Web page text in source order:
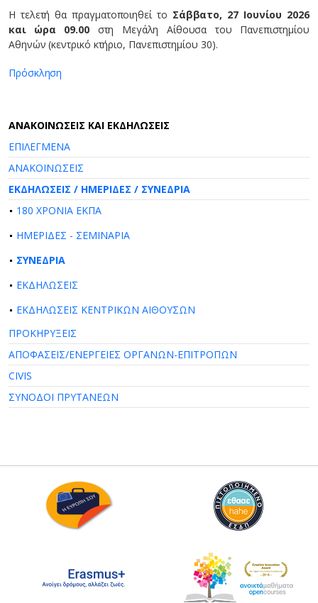
Η τελετή θα πραγματοποιηθεί το Σάββατο, 27 Ιουνίου 2026
και ώρα 09.00 στη Μεγάλη Αίθουσα του Πανεπιστημίου
Αθηνών (κεντρικό κτήριο, Πανεπιστημίου 30).
Πρόσκληση
AΝΑΚΟΙΝΩΣΕΙΣ ΚΑΙ ΕΚΔΗΛΩΣΕΙΣ
ΕΠΙΛΕΓΜΕΝΑ
ΑΝΑΚΟΙΝΩΣΕΙΣ
ΕΚΔΗΛΩΣΕΙΣ / ΗΜΕΡΙΔΕΣ / ΣΥΝΕΔΡΙΑ
180 ΧΡΟΝΙΑ ΕΚΠΑ
ΗΜΕΡΙΔΕΣ - ΣΕΜΙΝΑΡΙΑ
ΣΥΝΕΔΡΙΑ
ΕΚΔΗΛΩΣΕΙΣ
ΕΚΔΗΛΩΣΕΙΣ ΚΕΝΤΡΙΚΩΝ ΑΙΘΟΥΣΩΝ
ΠΡΟΚΗΡΥΞΕΙΣ
ΑΠΟΦΑΣΕΙΣ/ΕΝΕΡΓΕΙΕΣ ΟΡΓΑΝΩΝ-ΕΠΙΤΡΟΠΩΝ
CIVIS
ΣΥΝΟΔΟΙ ΠΡΥΤΑΝΕΩΝ